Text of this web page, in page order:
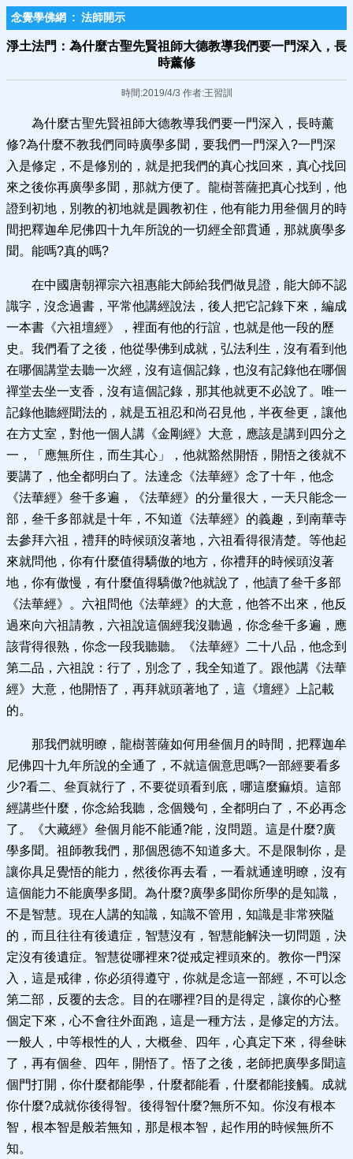
念覺學佛網 : 法師開示
淨土法門：為什麼古聖先賢祖師大德教導我們要一門深入，長
時薰修
時間:2019/4/3 作者:王習訓
為什麼古聖先賢祖師大德教導我們要一門深入，長時薰
修?為什麼不教我們同時廣學多聞，要我們一門深入?一門深
入是修定，不是修別的，就是把我們的真心找回來，真心找回
來之後你再廣學多聞，那就方便了。龍樹菩薩把真心找到，他
證到初地，別教的初地就是圓教初住，他有能力用叄個月的時
間把釋迦牟尼佛四十九年所說的一切經全部貫通，那就廣學多
聞。能嗎?真的嗎?
在中國唐朝禪宗六祖惠能大師給我們做見證，能大師不認
識字，沒念過書，平常他講經說法，後人把它記錄下來，編成
一本書《六祖壇經》，裡面有他的行誼，也就是他一段的歷
史。我們看了之後，他從學佛到成就，弘法利生，沒有看到他
在哪個講堂去聽一次經，沒有這個記錄，也沒有記錄他在哪個
禪堂去坐一支香，沒有這個記錄，那其他就更不必說了。唯一
記錄他聽經聞法的，就是五祖忍和尚召見他，半夜叄更，讓他
在方丈室，對他一個人講《金剛經》大意，應該是講到四分之
一，「應無所住，而生其心」，他就豁然開悟，開悟之後就不
要講了，他全都明白了。法達念《法華經》念了十年，他念
《法華經》叄千多遍，《法華經》的分量很大，一天只能念一
部，叄千多部就是十年，不知道《法華經》的義趣，到南華寺
去參拜六祖，禮拜的時候頭沒著地，六祖看得很清楚。等他起
來就問他，你有什麼值得驕傲的地方，你禮拜的時候頭沒著
地，你有傲慢，有什麼值得驕傲?他就說了，他讀了叄千多部
《法華經》。六祖問他《法華經》的大意，他答不出來，他反
過來向六祖請教，六祖說這個經我沒聽過，你念叄千多遍，應
該背得很熟，你念一段我聽聽。《法華經》二十八品，他念到
第二品，六祖說：行了，別念了，我全知道了。跟他講《法華
經》大意，他開悟了，再拜就頭著地了，這《壇經》上記載
的。
那我們就明瞭，龍樹菩薩如何用叄個月的時間，把釋迦牟
尼佛四十九年所說的全通了，不就這個意思嗎?一部經要看多
少?看二、叄頁就行了，不要從頭看到底，哪這麼痲煩。這部
經講些什麼，你念給我聽，念個幾句，全都明白了，不必再念
了。《大藏經》叄個月能不能通?能，沒問題。這是什麼?廣
學多聞。祖師教我們，那個恩德不知道多大。不是限制你，是
讓你具足覺悟的能力，然後你再去看，一看就通達明瞭，沒有
這個能力不能廣學多聞。為什麼?廣學多聞你所學的是知識，
不是智慧。現在人講的知識，知識不管用，知識是非常狹隘
的，而且往往有後遺症，智慧沒有，智慧能解決一切問題，決
定沒有後遺症。智慧從哪裡來?從戒定裡頭來的。教你一門深
入，這是戒律，你必須得遵守，你就是念這一部經，不可以念
第二部，反覆的去念。目的在哪裡?目的是得定，讓你的心整
個定下來，心不會往外面跑，這是一種方法，是修定的方法。
一般人，中等根性的人，大概叄、四年，心真定下來，得叄昧
了，再有個叄、四年，開悟了。悟了之後，老師把廣學多聞這
個門打開，你什麼都能學，什麼都能看，什麼都能接觸。成就
你什麼?成就你後得智。後得智什麼?無所不知。你沒有根本
智，根本智是般若無知，那是根本智，起作用的時候無所不
知。